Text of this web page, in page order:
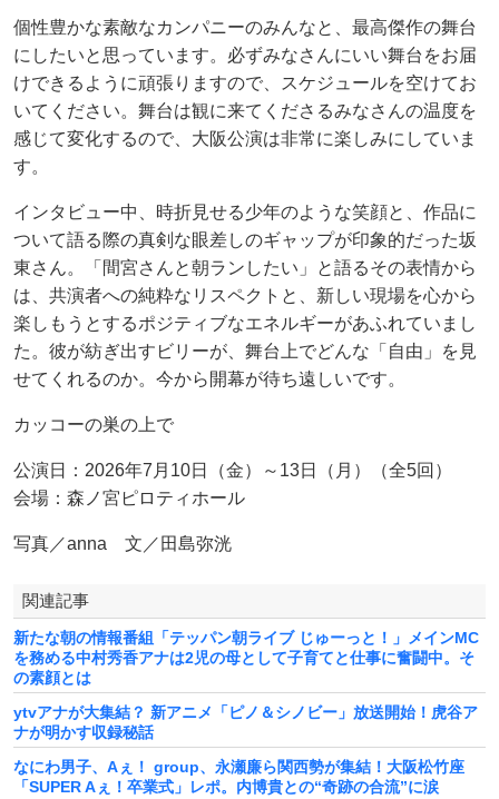
個性豊かな素敵なカンパニーのみんなと、最高傑作の舞台
にしたいと思っています。必ずみなさんにいい舞台をお届
けできるように頑張りますので、スケジュールを空けてお
いてください。舞台は観に来てくださるみなさんの温度を
感じて変化するので、大阪公演は非常に楽しみにしていま
す。
インタビュー中、時折見せる少年のような笑顔と、作品に
ついて語る際の真剣な眼差しのギャップが印象的だった坂
東さん。「間宮さんと朝ランしたい」と語るその表情から
は、共演者への純粋なリスペクトと、新しい現場を心から
楽しもうとするポジティブなエネルギーがあふれていまし
た。彼が紡ぎ出すビリーが、舞台上でどんな「自由」を見
せてくれるのか。今から開幕が待ち遠しいです。
カッコーの巣の上で
公演日：2026年7月10日（金）～13日（月）（全5回）
会場：森ノ宮ピロティホール
写真／anna 文／田島弥洸
関連記事
新たな朝の情報番組「テッパン朝ライブ じゅーっと！」メインMC
を務める中村秀香アナは2児の母として子育てと仕事に奮闘中。そ
の素顔とは
ytvアナが大集結？ 新アニメ「ピノ＆シノビー」放送開始！虎谷ア
ナが明かす収録秘話
なにわ男子、Aぇ！ group、永瀬廉ら関西勢が集結！大阪松竹座
「SUPER Aぇ！卒業式」レポ。内博貴との“奇跡の合流”に涙